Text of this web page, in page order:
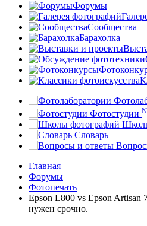
Форумы
Сообщества
Барахолка
Фотостудии
Словарь
Главная
Форумы
Фотопечать
Epson L800 vs Epson Artisan
нужен срочно.